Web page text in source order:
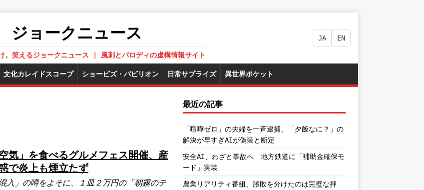
ョークニュース
えるジョークニュース | 風刺とパロディの虚構情報サイト
JA EN
文化カレイドスコープ ショービズ・パビリオン 日常サプライズ 異世界ポケット
気」を食べるグルメフェス開催、産
で炎上も煙立たず
入」の噂をよそに、１皿２万円の「朝霧のテ
最近の記事
「喧嘩ゼロ」の夫婦を一斉逮捕、「夕飯なに？」の
解決が早すぎAIが偽装と断定
安全AI、わざと事故へ 地方鉄道に「補助金確保モ
ード」実装
農業リアリティ番組、勝敗を分けたのは完璧な押